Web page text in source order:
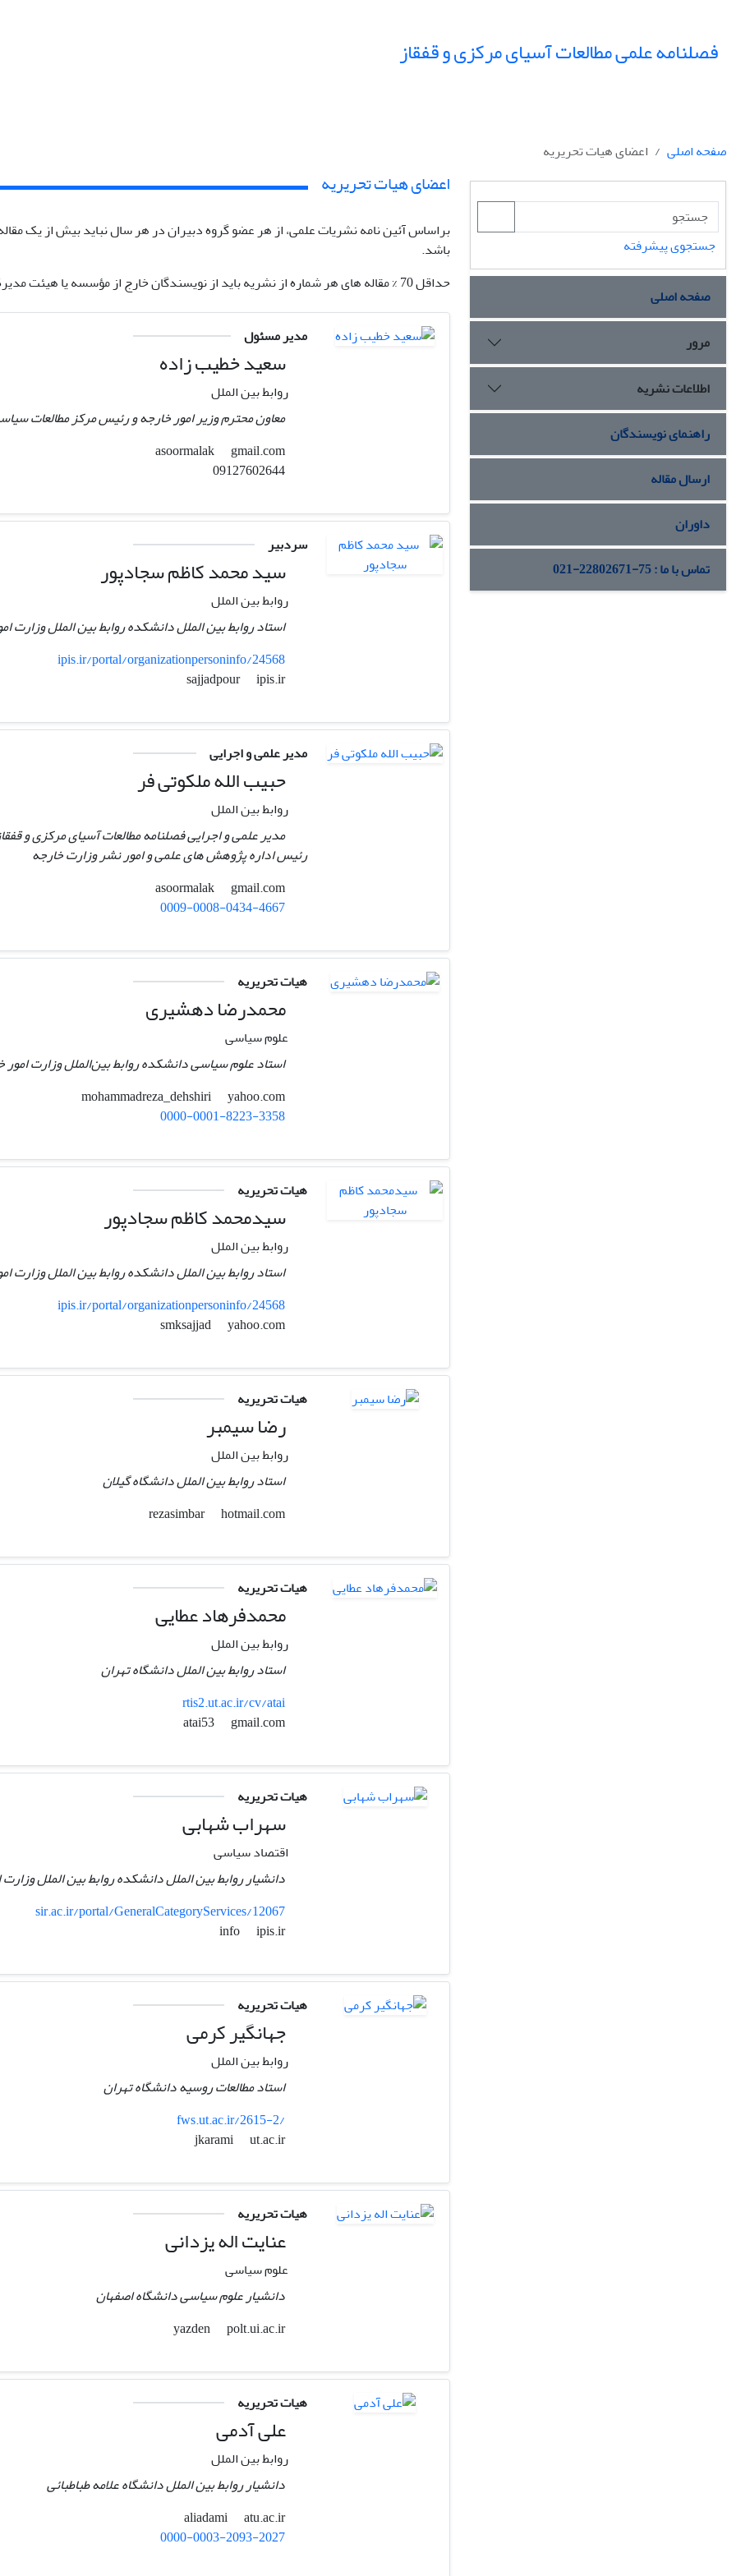
فصلنامه علمی مطالعات آسیای مرکزی و قفقاز
صفحه اصلی اعضای هیات تحریریه
جستجوی پیشرفته
صفحه اصلی
مرور
اطلاعات نشریه
راهنمای نویسندگان
ارسال مقاله
داوران
تماس با ما : 75-22802671-021
اعضای هیات تحریریه
براساس آئین نامه نشریات علمی، از هر عضو گروه دبیران در هر سال نباید بیش از یک
باشد.
حداقل 70 % مقاله‌ های هر شماره از نشریه باید از نویسندگان خارج از مؤسسه یا هیئت مدیرة انجمن صاحب امتیاز باشد.
مدیر مسئول
سعید خطیب زاده
روابط بین الملل
معاون محترم وزیر امور خارجه و رئیس مرکز مطالعات
gmail.com
سردبیر
سید محمد کاظم سجادپور
روابط بین الملل
استاد روابط بین الملل دانشکده روابط بین الملل وزارت
ipis.ir/portal/organizationpersoninfo/24568
sajjadpour
ipis.ir
مدیر علمی و اجرایی
حبیب الله ملکوتی فر
روابط بین الملل
مدیر علمی و اجرایی فصلنامه مطالعات آسیای مرکزی و
رئیس اداره پژوهش های علمی و امور نشر وزارت خارجه
gmail.com
0009-0008-0434-4667
هیات تحریریه
محمدرضا دهشیری
علوم سیاسی
استاد علوم سیاسی دانشکده روابط بین‌الملل وزارت امور
yahoo.com
0000-0001-8223-3358
هیات تحریریه
سیدمحمد کاظم سجادپور
روابط بین الملل
استاد روابط بین الملل دانشکده روابط بین الملل وزارت
ipis.ir/portal/organizationpersoninfo/24568
yahoo.com
هیات تحریریه
رضا سیمبر
روابط بین الملل
استاد روابط بین الملل دانشگاه گیلان
hotmail.com
هیات تحریریه
محمدفرهاد عطایی
روابط بین الملل
استاد روابط بین الملل دانشگاه تهران
rtis2.ut.ac.ir/cv/atai
gmail.com
هیات تحریریه
سهراب شهابی
اقتصاد سیاسی
دانشیار روابط بین الملل دانشکده روابط بین الملل
sir.ac.ir/portal/GeneralCategoryServices/12067
info
ipis.ir
هیات تحریریه
جهانگیر کرمی
روابط بین الملل
استاد مطالعات روسیه دانشگاه تهران
fws.ut.ac.ir/2615-2/
jkarami
ut.ac.ir
هیات تحریریه
عنایت اله یزدانی
علوم سیاسی
دانشیار علوم سیاسی دانشگاه اصفهان
yazden
polt.ui.ac.ir
هیات تحریریه
علی آدمی
روابط بین الملل
دانشیار روابط بین الملل دانشگاه علامه طباطبائی
aliadami
atu.ac.ir
0000-0003-2093-2027